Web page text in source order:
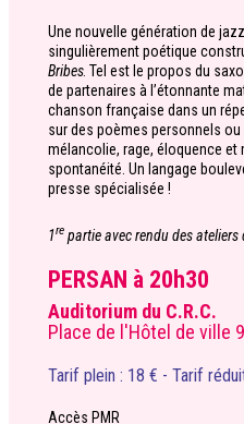
Une nouvelle génération de
singulièrement poétique
Bribes. Tel est le propos du
de partenaires à l’étonnante
chanson française dans un
sur des poèmes personnels
mélancolie, rage, éloquence
spontanéité. Un langage
presse spécialisée !
1re partie avec rendu des ateliers
PERSAN à 20h30
Auditorium du C.R.C.
Place de l'Hôtel de ville
Tarif plein : 18 € - Tarif
Accès PMR